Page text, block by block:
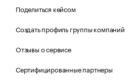
Поделиться кейсом
Создать профиль группы компаний
Отзывы о сервисе
Сертифицированные партнеры